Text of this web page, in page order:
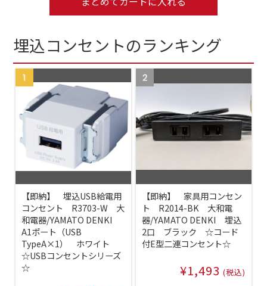
埋込コンセントのランキング
【即納】 埋込USB給電用
コンセント R3703-W 大
和電器/YAMATO DENKI
A1ポート（USB
TypeA×1） ホワイト
☆USBコンセントシリーズ
☆
【即納】 家具用コンセン
ト R2014-BK 大和電
器/YAMATO DENKI 埋込
2口 ブラック ☆コード
付E型二連コンセント☆
¥1,493 (税込)